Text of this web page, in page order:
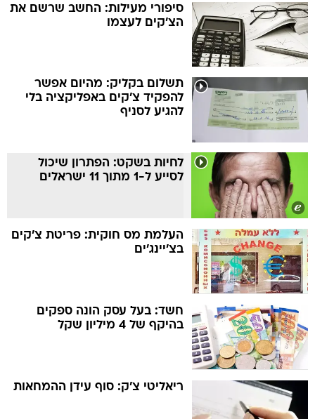
סיפורי מעילות: החשב שרשם את
הצ'קים לעצמו
תשלום בקליק: מהיום אפשר
להפקיד צ'קים באפליקציה בלי
להגיע לסניף
לחיות בשקט: הפתרון שיכול
לסייע ל-1 מתוך 11 ישראלים
העלמת מס חוקית: פריטת צ'קים
בצ'יינג'ים
חשד: בעל עסק הונה ספקים
בהיקף של 4 מיליון שקל
ריאליטי צ'ק: סוף עידן ההמחאות